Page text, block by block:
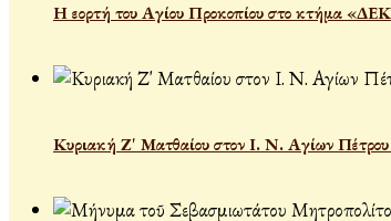
Η εορτή του Αγίου Προκοπίου στο κτήμα
Κυριακή Ζ' Ματθαίου στον Ι. Ν. Αγίων